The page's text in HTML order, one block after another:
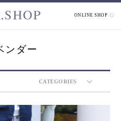
ONLINE SHOP
ンダー
CATEGORIES